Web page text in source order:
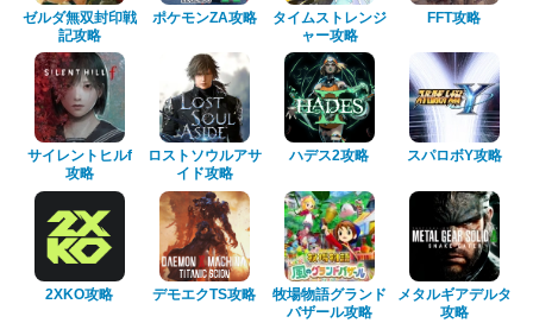
ゼルダ無双封印戦
記攻略
ポケモンZA攻略
タイムストレンジ
ャー攻略
FFT攻略
サイレントヒルf
攻略
ロストソウルアサ
イド攻略
ハデス2攻略 スパロボY攻略
2XKO攻略 デモエクTS攻略
牧場物語グランド
バザール攻略
メタルギアデルタ
攻略